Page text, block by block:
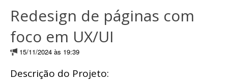
Redesign de páginas com
foco em UX/UI
15/11/2024 às 19:39
Descrição do Projeto: